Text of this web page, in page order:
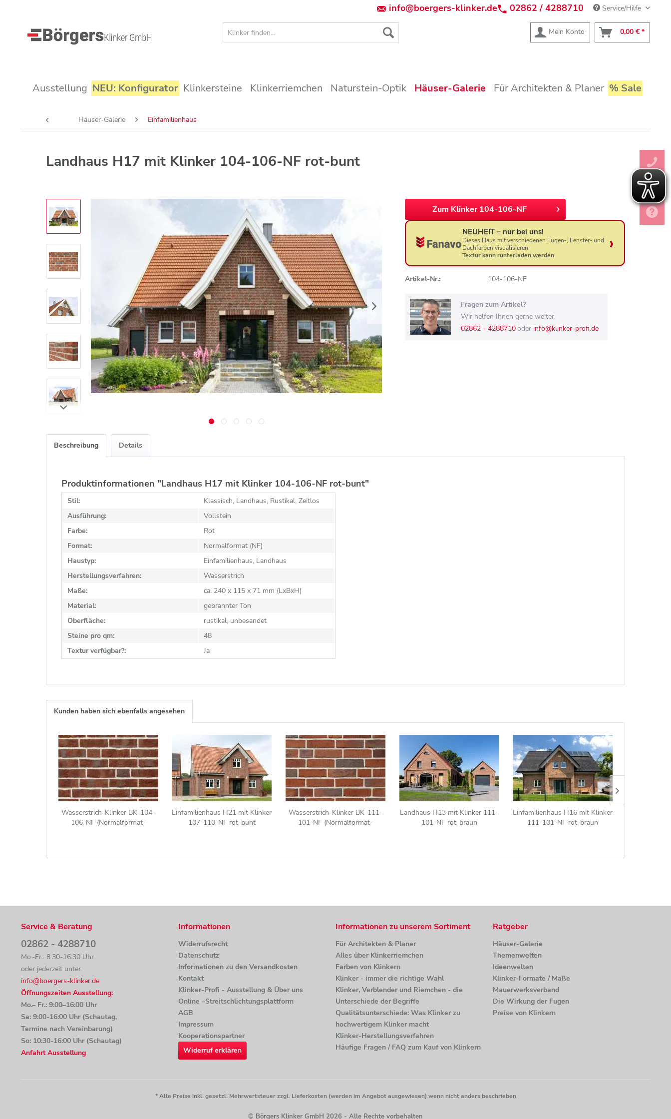
info@boergers-klinker.de 02862 / 4288710 Service/Hilfe
Mein Konto 0,00 € *
Ausstellung NEU: Konfigurator Klinkersteine Klinkerriemchen Naturstein-Optik Häuser-Galerie Für Architekten & Planer % Sale
Häuser-Galerie Einfamilienhaus
Landhaus H17 mit Klinker 104-106-NF rot-bunt
Zum Klinker 104-106-NF
NEUHEIT – nur bei uns!
Dieses Haus mit verschiedenen Fugen-, Fenster- und
Dachfarben visualisieren
Textur kann runterladen werden
Artikel-Nr.: 104-106-NF
Fragen zum Artikel?
Wir helfen Ihnen gerne weiter.
02862 - 4288710oder info@klinker-profi.de
Beschreibung Details
Produktinformationen "Landhaus H17 mit Klinker 104-106-NF rot-bunt"
Stil:
Klassisch, Landhaus, Rustikal, Zeitlos
Ausführung:
Vollstein
Farbe:
Rot
Format:
Normalformat (NF)
Haustyp:
Einfamilienhaus, Landhaus
Herstellungsverfahren:
Wasserstrich
Maße:
ca. 240 x 115 x 71 mm (LxBxH)
Material:
gebrannter Ton
Oberfläche:
rustikal, unbesandet
Steine pro qm:
48
Textur verfügbar?:
Ja
Kunden haben sich ebenfalls angesehen
Wasserstrich-Klinker BK-104-
106-NF (Normalformat-
Einfamilienhaus H21 mit Klinker
107-110-NF rot-bunt
Wasserstrich-Klinker BK-111-
101-NF (Normalformat-
Landhaus H13 mit Klinker 111-
101-NF rot-braun
Einfamilienhaus H16 mit Klinker
111-101-NF rot-braun
Service & Beratung
02862 - 4288710
Mo.-Fr.: 8:30-16:30 Uhr
oder jederzeit unter
info@boergers-klinker.de
Öffnungszeiten Ausstellung:
Mo.– Fr.: 9:00–16:00 Uhr
Sa: 9:00-16:00 Uhr (Schautag,
Termine nach Vereinbarung)
So: 10:30-16:00 Uhr (Schautag)
Anfahrt Ausstellung
Informationen
Widerrufsrecht
Datenschutz
Informationen zu den Versandkosten
Kontakt
Klinker-Profi - Ausstellung & Über uns
Online –Streitschlichtungsplattform
AGB
Impressum
Kooperationspartner
Widerruf erklären
Informationen zu unserem Sortiment
Für Architekten & Planer
Alles über Klinkerriemchen
Farben von Klinkern
Klinker - immer die richtige Wahl
Klinker, Verblender und Riemchen - die
Unterschiede der Begriffe
Qualitätsunterschiede: Was Klinker zu
hochwertigem Klinker macht
Klinker-Herstellungsverfahren
Häufige Fragen / FAQ zum Kauf von Klinkern
Ratgeber
Häuser-Galerie
Themenwelten
Ideenwelten
Klinker-Formate / Maße
Mauerwerksverband
Die Wirkung der Fugen
Preise von Klinkern
* Alle Preise inkl. gesetzl. Mehrwertsteuer zzgl. Lieferkosten (werden im Angebot ausgewiesen) wenn nicht anders beschrieben
© Börgers Klinker GmbH 2026 - Alle Rechte vorbehalten